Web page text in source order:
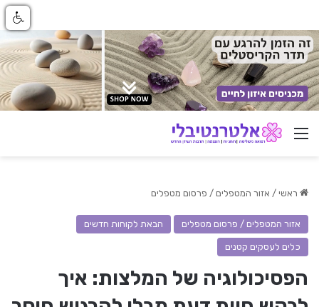
ניווט באתר
ראשי / אזור המטפלים / פרסום מטפלים
אזור המטפלים / פרסום מטפלים הבאת לקוחות חדשים
כלים לעסקים קטנים
הפסיכולוגיה של המלצות: איך